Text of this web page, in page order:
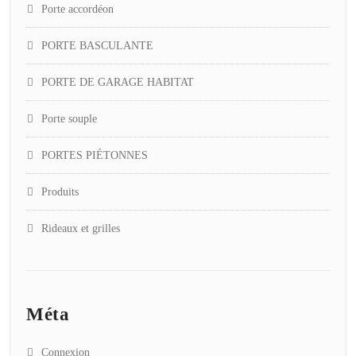
Porte accordéon
PORTE BASCULANTE
PORTE DE GARAGE HABITAT
Porte souple
PORTES PIÉTONNES
Produits
Rideaux et grilles
Méta
Connexion